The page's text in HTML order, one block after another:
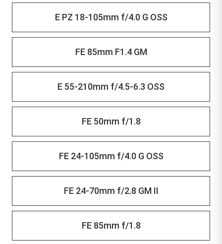
E PZ 18-105mm f/4.0 G OSS
FE 85mm F1.4 GM
E 55-210mm f/4.5-6.3 OSS
FE 50mm f/1.8
FE 24-105mm f/4.0 G OSS
FE 24-70mm f/2.8 GM II
FE 85mm f/1.8